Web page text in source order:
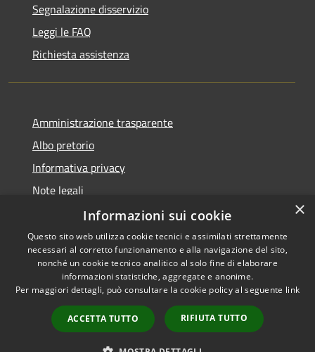
Segnalazione disservizio
Leggi le FAQ
Richiesta assistenza
Amministrazione trasparente
Albo pretorio
Informativa privacy
Note legali
Dichiarazione di accessibilità
RSS
Accessibilità
Copyright © 2026 • Comune di
Municipium•
Accesso
redazione
×
Informazioni sui cookie
Questo sito web utilizza cookie tecnici e assimilati strettamente
necessari al corretto funzionamento e alla navigazione del sito,
nonché un cookie tecnico analitico al solo fine di elaborare
informazioni statistiche, aggregate e anonime.
Per maggiori dettagli, può consultare la cookie policy al seguente link
ACCETTA TUTTO RIFIUTA TUTTO